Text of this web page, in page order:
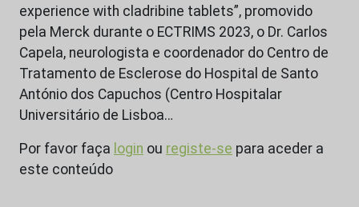
experience with cladribine tablets”, promovido
pela Merck durante o ECTRIMS 2023, o Dr. Carlos
Capela, neurologista e coordenador do Centro de
Tratamento de Esclerose do Hospital de Santo
António dos Capuchos (Centro Hospitalar
Universitário de Lisboa…
Por favor faça login ou registe-se para aceder a
este conteúdo